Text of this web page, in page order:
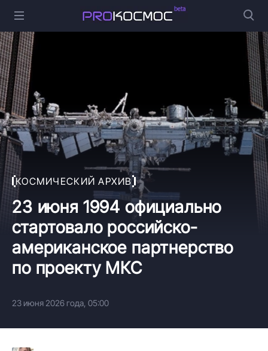
КОСМИЧЕСКИЙ АРХИВ
23 июня 1994 официально
стартовало российско-
американское партнерство
по проекту МКС
23 июня 2026 года, 05:00